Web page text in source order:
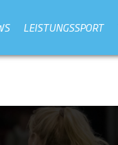
LEISTUNGSSPORT